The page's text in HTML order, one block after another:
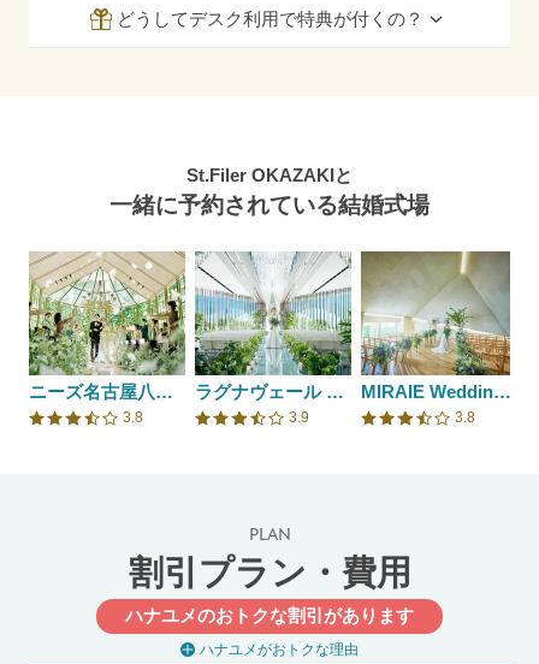
どうしてデスク利用で特典が付くの？
St.Filer OKAZAKIと
一緒に予約されている結婚式場
ニーズ名古屋八事 by T&G WEDDING(旧 アーヴェリール迎賓館 名古屋)
口コミ評価
3.8
ラグナヴェール NAGOYA
口コミ評価
3.9
MIRAIE Wedding(ミライエウエディング）
口コミ評価
3.8
PLAN
割引プラン・費用
ハナユメのおトクな割引があります
ハナユメがおトクな理由